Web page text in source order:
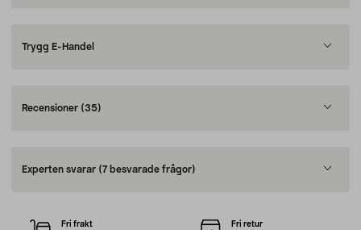
Trygg E-Handel
Recensioner (35)
Experten svarar (7 besvarade frågor)
Fri frakt Fri retur